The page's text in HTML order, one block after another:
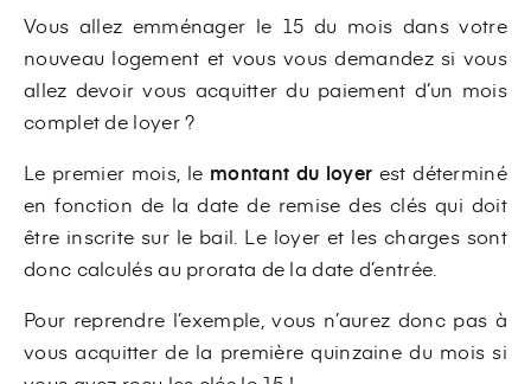
Vous allez emménager le 15 du mois dans votre
nouveau logement et vous vous demandez si vous
allez devoir vous acquitter du paiement d’un mois
complet de loyer ?
Le premier mois, le montant du loyer est déterminé
en fonction de la date de remise des clés qui doit
être inscrite sur le bail. Le loyer et les charges sont
donc calculés au prorata de la date d’entrée.
Pour reprendre l’exemple, vous n’aurez donc pas à
vous acquitter de la première quinzaine du mois si